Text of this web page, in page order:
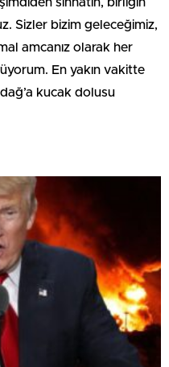
Sizler bizim geleceğimiz,
amcanız olarak her
En yakın vakitte
kucak dolusu